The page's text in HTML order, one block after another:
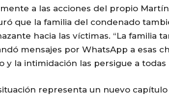
a las acciones del propio
que la familia del condenado
hacia las víctimas. “La familia
mensajes por WhatsApp a esas
y la intimidación las persigue a todas
representa un nuevo